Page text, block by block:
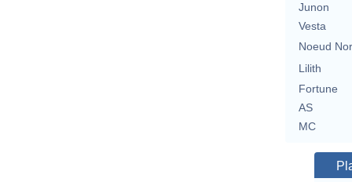
Junon
Vesta
Noeud
Lilith
Fortune
AS
MC